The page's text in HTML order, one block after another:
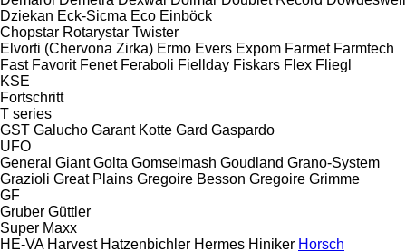
Dziekan Eck-Sicma Eco Einböck
Chopstar Rotarystar Twister
Elvorti (Chervona Zirka) Ermo Evers Expom Farmet Farmtech
Fast Favorit Fenet Feraboli Fiellday Fiskars Flex Fliegl
KSE
Fortschritt
T series
GST Galucho Garant Kotte Gard Gaspardo
UFO
General Giant Golta Gomselmash Goudland Grano-System
Grazioli Great Plains Gregoire Besson Gregoire Grimme
GF
Gruber Güttler
Super Maxx
HE-VA Harvest Hatzenbichler Hermes Hiniker Horsch